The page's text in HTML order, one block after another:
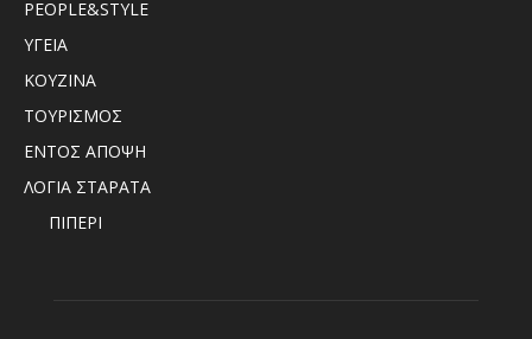
PEOPLE&STYLE
ΥΓΕΙΑ
ΚΟΥΖΙΝΑ
ΤΟΥΡΙΣΜΟΣ
ΕΝΤΟΣ ΑΠΟΨΗ
ΛΟΓΙΑ ΣΤΑΡΑΤΑ
ΠΙΠΕΡΙ